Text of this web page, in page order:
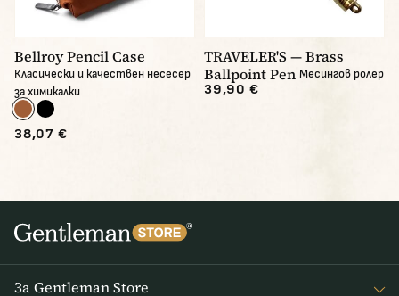
Bellroy Pencil Case
Класически и качествен несесер
за химикалки
38,07 €
TRAVELER'S — Brass
Ballpoint Pen Месингов ролер
39,90 €
За Gentleman Store